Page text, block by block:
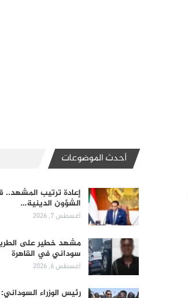
أحدث الموضوعات
إعادة ترتيب المشهد..
الشؤون الدينية…
أغسطس 7, 2026
مشهد خطير على
سوداني في القاهرة
أغسطس 6, 2026
رئيس الوزراء